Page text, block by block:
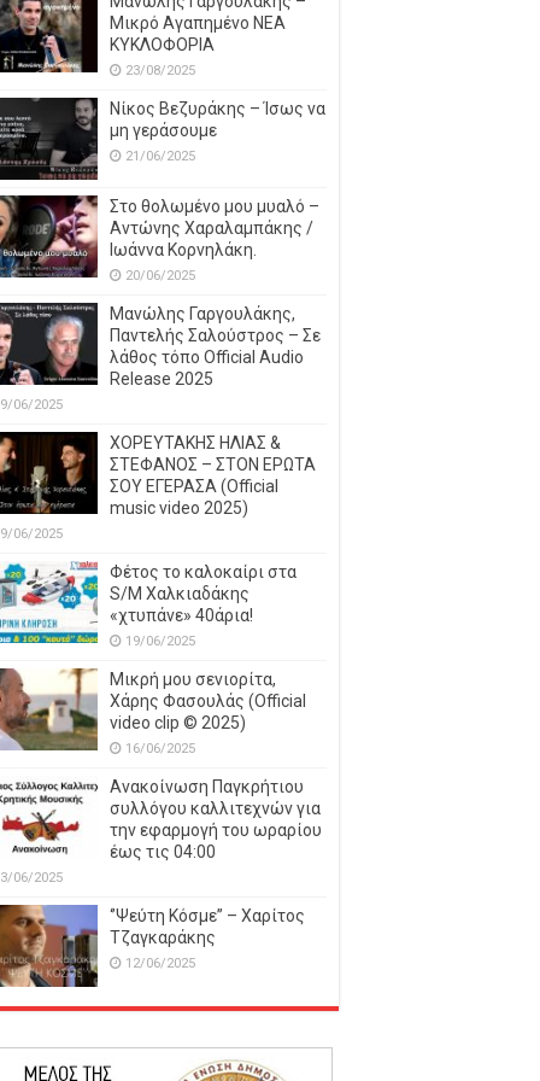
Μικρό Αγαπημένο NEΑ
ΚΥΚΛΟΦΟΡΙΑ
23/08/2025
Νίκος Βεζυράκης – Ίσως να
μη γεράσουμε
21/06/2025
Στο θολωμένο μου μυαλό –
Αντώνης Χαραλαμπάκης /
Ιωάννα Κορνηλάκη.
20/06/2025
Μανώλης Γαργουλάκης,
Παντελής Σαλούστρος – Σε
λάθος τόπο Official Audio
Release 2025
06/2025
ΧΟΡΕΥΤΑΚΗΣ ΗΛΙΑΣ &
ΣΤΕΦΑΝΟΣ – ΣΤΟΝ ΕΡΩΤΑ
ΣΟΥ ΕΓΕΡΑΣΑ (Official
music video 2025)
06/2025
Φέτος το καλοκαίρι στα
S/M Χαλκιαδάκης
«χτυπάνε» 40άρια!
19/06/2025
Μικρή μου σενιορίτα,
Χάρης Φασουλάς (Official
video clip © 2025)
16/06/2025
Ανακοίνωση Παγκρήτιου
συλλόγου καλλιτεχνών για
την εφαρμογή του ωραρίου
έως τις 04:00
06/2025
‘’Ψεύτη Κόσμε’’ – Χαρίτος
Τζαγκαράκης
12/06/2025